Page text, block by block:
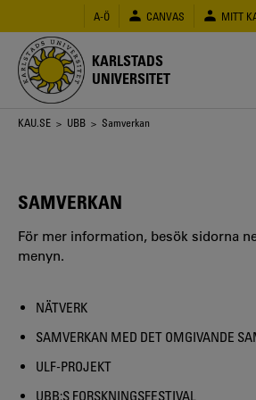
huvudinnehåll
A-Ö CANVAS MITT
KARLSTADS
UNIVERSITET
Länkstig
KAU.SE > UBB > Samverkan
SAMVERKAN
För mer information, besök sidorna
menyn.
NÄTVERK
SAMVERKAN MED DET OMGIVANDE
ULF-PROJEKT
UBB:S FORSKNINGSFESTIVAL